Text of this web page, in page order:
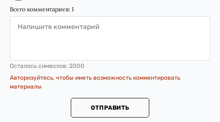
Всего комментариев: 1
Осталось символов: 2000
Авторизуйтесь, чтобы иметь возможность комментировать
материалы
ОТПРАВИТЬ